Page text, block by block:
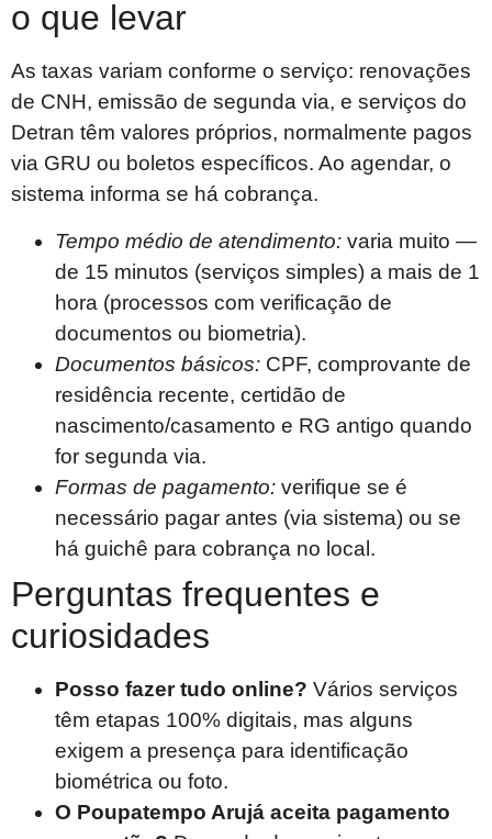
o que levar
As taxas variam conforme o serviço: renovações
de CNH, emissão de segunda via, e serviços do
Detran têm valores próprios, normalmente pagos
via GRU ou boletos específicos. Ao agendar, o
sistema informa se há cobrança.
Tempo médio de atendimento: varia muito —
de 15 minutos (serviços simples) a mais de 1
hora (processos com verificação de
documentos ou biometria).
Documentos básicos: CPF, comprovante de
residência recente, certidão de
nascimento/casamento e RG antigo quando
for segunda via.
Formas de pagamento: verifique se é
necessário pagar antes (via sistema) ou se
há guichê para cobrança no local.
Perguntas frequentes e
curiosidades
Posso fazer tudo online? Vários serviços
têm etapas 100% digitais, mas alguns
exigem a presença para identificação
biométrica ou foto.
O Poupatempo Arujá aceita pagamento